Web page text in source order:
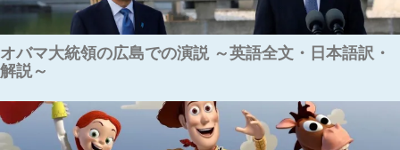
オバマ大統領の広島での演説 ～英語全文・日本語訳・
解説～